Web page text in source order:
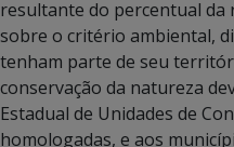
resultante do percentual da
sobre o critério ambiental,
tenham parte de seu
conservação da natureza
Estadual de Unidades de
homologadas, e aos